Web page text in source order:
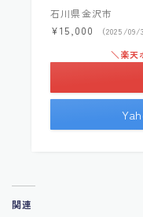
石川県金沢市
¥15,000
（2025/
＼楽天
関連